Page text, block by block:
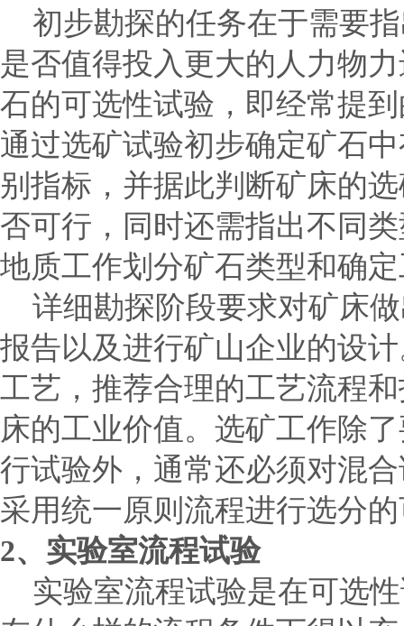
初步勘探的任务在于需要
是否值得投入更大的人力物
石的可选性试验，即经常提
通过选矿试验初步确定矿石
别指标，并据此判断矿床的
否可行，同时还需指出不同
地质工作划分矿石类型和确
详细勘探阶段要求对矿床
报告以及进行矿山企业的设
工艺，推荐合理的工艺流程
床的工业价值。选矿工作除
行试验外，通常还必须对混
采用统一原则流程进行选分
2、实验室流程试验
实验室流程试验是在可选